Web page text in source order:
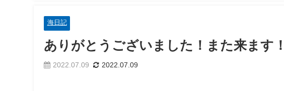
海日記
ありがとうございました！また来ます
2022.07.09 2022.07.09